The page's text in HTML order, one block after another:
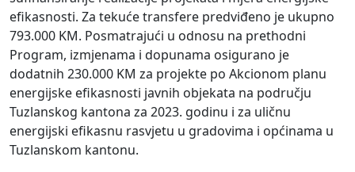
efikasnosti. Za tekuće transfere predviđeno je ukupno
793.000 KM. Posmatrajući u odnosu na prethodni
Program, izmjenama i dopunama osigurano je
dodatnih 230.000 KM za projekte po Akcionom planu
energijske efikasnosti javnih objekata na području
Tuzlanskog kantona za 2023. godinu i za uličnu
energijski efikasnu rasvjetu u gradovima i općinama u
Tuzlanskom kantonu.